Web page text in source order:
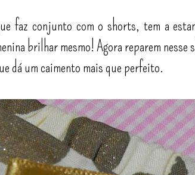
faz conjunto com o shorts, tem a
brilhar mesmo! Agora reparem
dá um caimento mais que perfeito.